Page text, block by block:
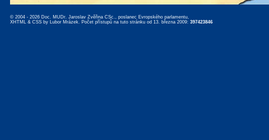
© 2004 - 2026 Doc. MUDr. Jaroslav Zvěřina CSc., poslanec Evropského parlamentu,
XHTML & CSS by Lubor Mrázek. Počet přístupů na tuto stránku od 13. března 2009: 397423846